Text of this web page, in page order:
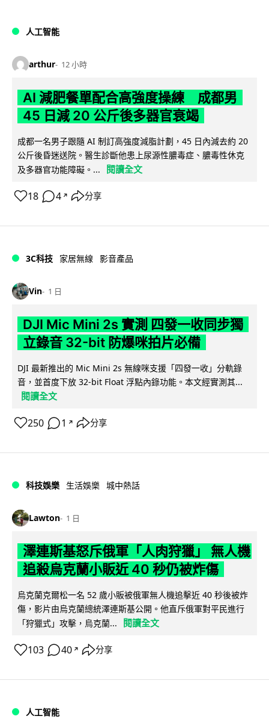
人工智能
arthur 12 小時
AI 減肥餐單配合高強度操練 成都男
45 日減 20 公斤後多器官衰竭
成都一名男子跟隨 AI 制訂高強度減脂計劃，45 日內減去約 20
公斤後昏迷送院。醫生診斷他患上尿源性膿毒症、膿毒性休克
及多器官功能障礙。...
閱讀全文
18 4 ↗ 分享
3C科技 家居無線 影音產品
Vin 1 日
DJI Mic Mini 2s 實測 四發一收同步獨
立錄音 32-bit 防爆咪拍片必備
DJI 最新推出的 Mic Mini 2s 無線咪支援「四發一收」分軌錄
音，並首度下放 32-bit Float 浮點內錄功能。本文經實測其...
閱讀全文
250 1 ↗ 分享
科技娛樂 生活娛樂 城中熱話
Lawton 1 日
澤連斯基怒斥俄軍「人肉狩獵」 無人機
追殺烏克蘭小販近 40 秒仍被炸傷
烏克蘭克爾松一名 52 歲小販被俄軍無人機追擊近 40 秒後被炸
傷，影片由烏克蘭總統澤連斯基公開。他直斥俄軍對平民進行
「狩獵式」攻擊，烏克蘭...
閱讀全文
103 40 ↗ 分享
人工智能